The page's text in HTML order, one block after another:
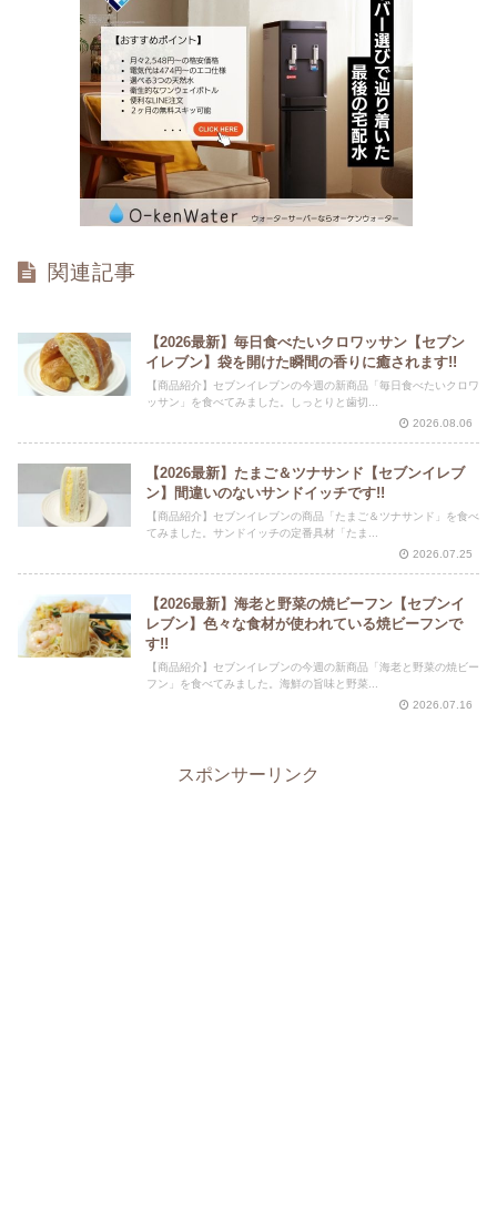
関連記事
【2026最新】毎日食べたいクロワッサン【セブン
イレブン】袋を開けた瞬間の香りに癒されます!!
【商品紹介】セブンイレブンの今週の新商品「毎日食べたいクロワ
ッサン」を食べてみました。しっとりと歯切...
2026.08.06
【2026最新】たまご＆ツナサンド【セブンイレブ
ン】間違いのないサンドイッチです!!
【商品紹介】セブンイレブンの商品「たまご＆ツナサンド」を食べ
てみました。サンドイッチの定番具材「たま...
2026.07.25
【2026最新】海老と野菜の焼ビーフン【セブンイ
レブン】色々な食材が使われている焼ビーフンで
す!!
【商品紹介】セブンイレブンの今週の新商品「海老と野菜の焼ビー
フン」を食べてみました。海鮮の旨味と野菜...
2026.07.16
スポンサーリンク